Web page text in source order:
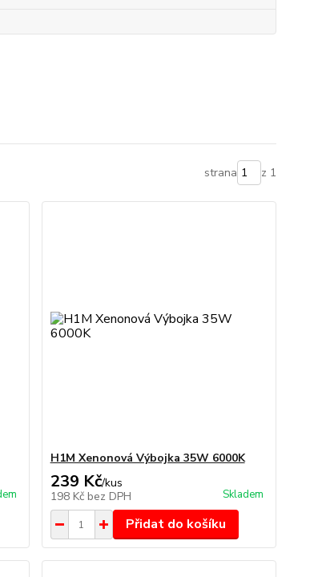
strana z 1
H1M Xenonová Výbojka 35W 6000K
239 Kč/kus
198 Kč bez DPH Skladem
Přidat do košíku